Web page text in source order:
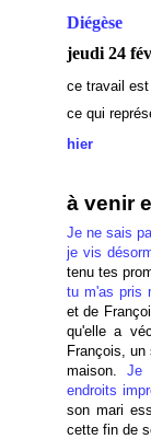
Diégèse
jeudi 24
ce travail
ce qui
hier
à venir
Je ne sais
je vis
tenu tes
tu m'as pris
et de
qu'elle a
François,
maison. Je
endroits
son mari
cette fin de